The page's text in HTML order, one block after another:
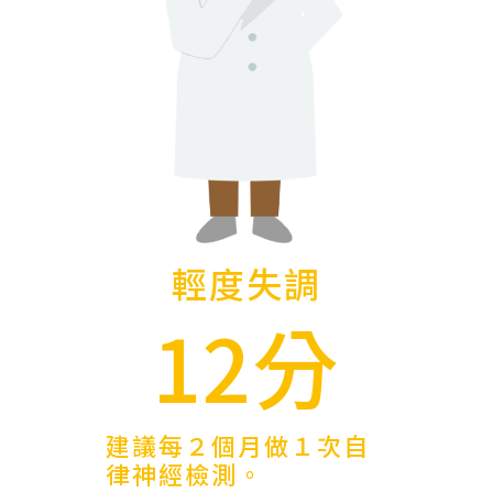
輕度失調
12分
建議每２個月做１次自
律神經檢測。